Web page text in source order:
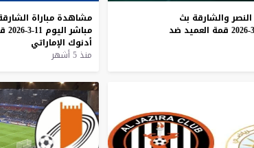
النصر والشارقة بث
قمة العميد ضد
مشاهدة مباراة
مباشر اليوم 11-3-2026
أدنوك الإماراتي
منذ 5 أشهر